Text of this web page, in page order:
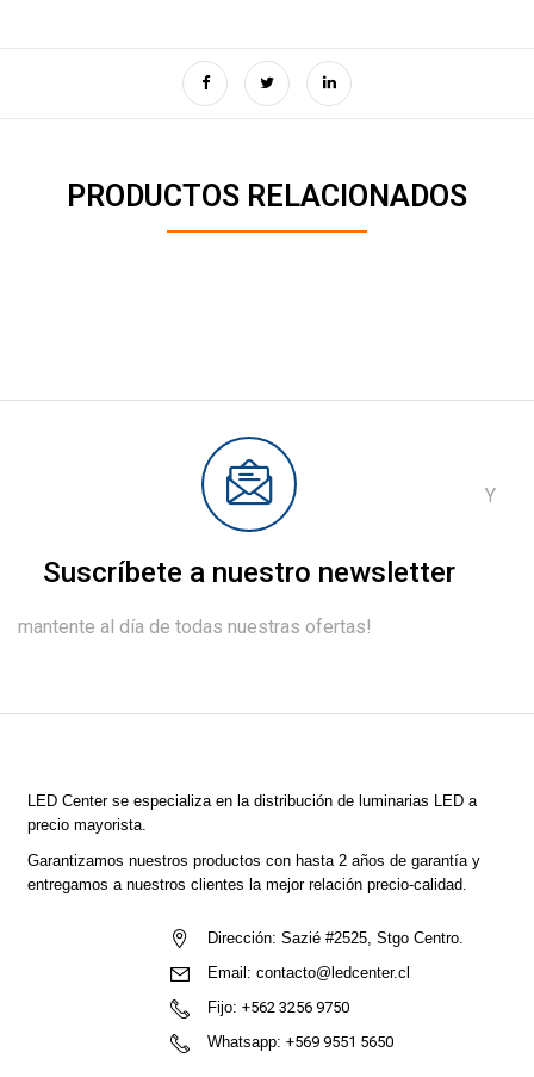
PRODUCTOS RELACIONADOS
Suscríbete a nuestro newsletter
Y
mantente al día de todas nuestras ofertas!
LED Centerse especializa en la distribución de luminarias LED a
precio mayorista.
Garantizamos nuestros productos con hasta 2 años de garantía y
entregamos a nuestros clientes la mejor relación precio-calidad.
Dirección: Sazié #2525, Stgo Centro.
Email: contacto@ledcenter.cl
Fijo: +562 3256 9750
Whatsapp: +569 9551 5650